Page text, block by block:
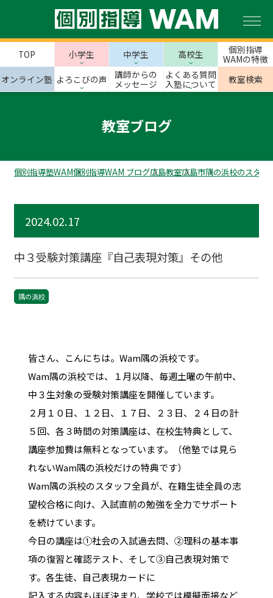
TOP 小学生 中学生 高校生
個別指導
WAMの特徴
オンライン塾 よろこびの声
講師からの
メッセージ
よくある質問
入塾について
教室検索
教室ブログ
個別指導塾WAM個別指導WAM ブログ広島教室広島市隅の浜校のスタッ
2024.02.17
中３受験対策講座『自己表現対策』その他
隅の浜校
皆さん、こんにちは。Wam隅の浜校です。
Wam隅の浜校では、１月以降、毎週土曜の午前中、
中３生対象の受験対策講座を開催しています。
２月１０日、１２日、１７日、２３日、２４日の計
５回、各３時間の対策講座は、在校生特典として、
講座参加費は無料となっています。（他塾では見ら
れないWam隅の浜校だけの特典です）
Wam隅の浜校のスタッフ全員が、在籍生徒全員の志
望校合格に向け、入試直前の勉強を全力でサポート
を続けています。
今日の講座は①社会の入試過去問、②理科の基本事
項の復習と確認テスト、そして③自己表現対策で
す。各生徒、自己表現カードに
記入する内容もほぼ決まり、学校では模擬面接など